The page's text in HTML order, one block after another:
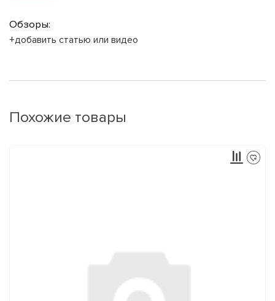
Обзоры:
+добавить статью или видео
Похожие товары